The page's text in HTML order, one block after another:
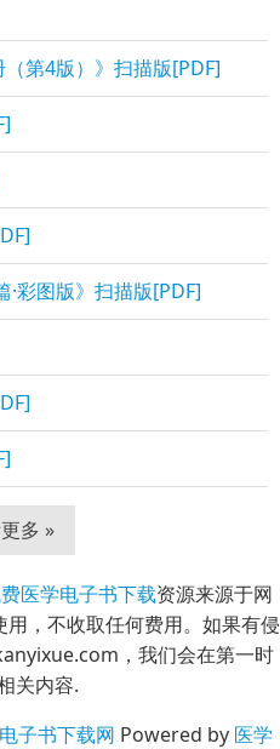
（第4版）》扫描版[PDF]
·彩图版》扫描版[PDF]
多 »
医学电子书下载资源来源于网
，不收取任何费用。如果有侵
，我们会在第一时
关内容.
子书下载网 Powered by 医学